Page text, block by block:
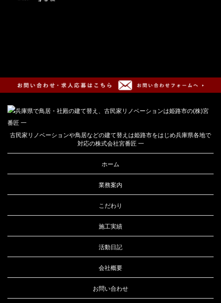
古民家リノベーションや鳥居などの建て替えは姫路市をはじめ兵庫県各地で
対応の株式会社宮番匠 一
ホーム
業務案内
こだわり
施工実績
活動日記
会社概要
お問い合わせ